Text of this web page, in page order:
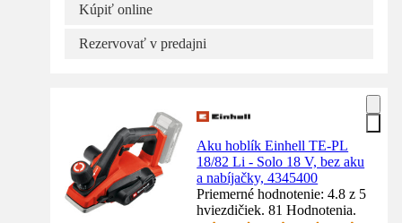
Kúpiť online
Rezervovať v predajni
Aku hoblík Einhell TE-PL
18/82 Li - Solo 18 V, bez aku
a nabíjačky, 4345400
Priemerné hodnotenie: 4.8 z 5
hviezdičiek. 81 Hodnotenia.